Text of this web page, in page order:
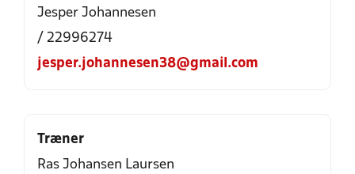
Jesper Johannesen
/ 22996274
jesper.johannesen38@gmail.com
Træner
Ras Johansen Laursen